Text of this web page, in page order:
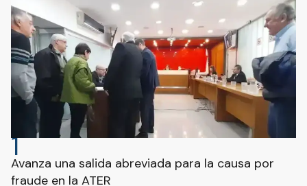
1
Avanza una salida abreviada para la causa por
fraude en la ATER